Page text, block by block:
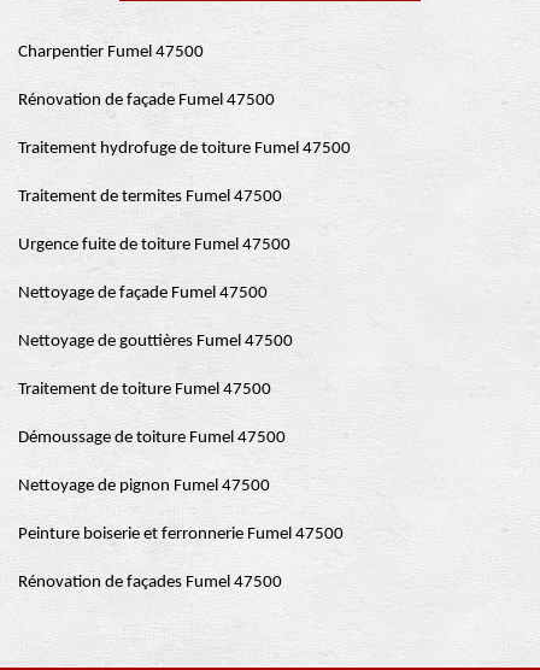
Charpentier Fumel 47500
Rénovation de façade Fumel 47500
Traitement hydrofuge de toiture Fumel 47500
Traitement de termites Fumel 47500
Urgence fuite de toiture Fumel 47500
Nettoyage de façade Fumel 47500
Nettoyage de gouttières Fumel 47500
Traitement de toiture Fumel 47500
Démoussage de toiture Fumel 47500
Nettoyage de pignon Fumel 47500
Peinture boiserie et ferronnerie Fumel 47500
Rénovation de façades Fumel 47500